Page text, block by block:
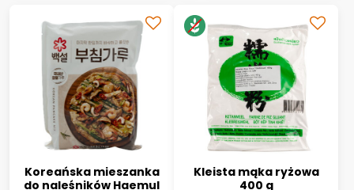
Koreańska mieszanka
do naleśników Haemul
Kleista mąka ryżowa
400 g